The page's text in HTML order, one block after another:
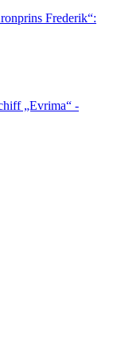
Frederik“:
„Evrima“ -